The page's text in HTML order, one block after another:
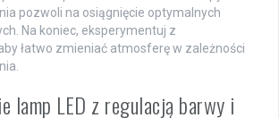
pozwoli na osiągnięcie optymalnych
Na koniec, eksperymentuj z
łatwo zmieniać atmosferę w zależności
lamp LED z regulacją barwy i